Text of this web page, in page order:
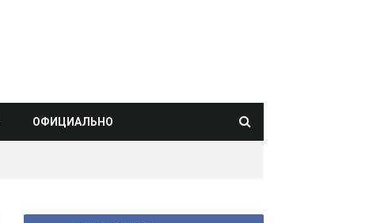
ОФИЦИАЛЬНО